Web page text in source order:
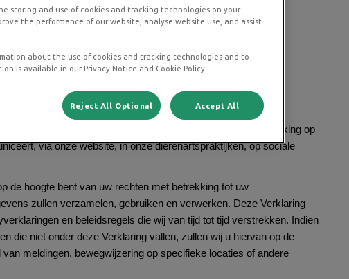
zich in voor de bescherming van uw persoonsgegevens.
hoe wij informatie over u verzamelen, gebruiken en
delen en welke rechten u heeft. Deze Verklaring heeft betrekking op
via onze website, in onze dierenartspraktijken, op sociale
de hoogte bent van uw rechten met betrekking tot uw
zullen verzamelen, gebruiken en verwerken. Deze Verklaring
en beleidsregels die wij van tijd tot tijd verstrekken. Indien
die niet onder deze Verklaring vallen, zullen wij u hiervan op de
meldingen, bewegwijzering op specifieke locaties of andere
storing and use of cookies and tracking technologies on your
the performance of our website, analyse website use, and assist
about the use of cookies and tracking technologies and to
is available in our Privacy Notice and Cookie Policy.
Reject All Optional Accept All